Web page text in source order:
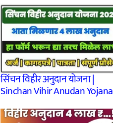
सिंचन विहीर अनुदान योजना |
Sinchan Vihir Anudan Yojana